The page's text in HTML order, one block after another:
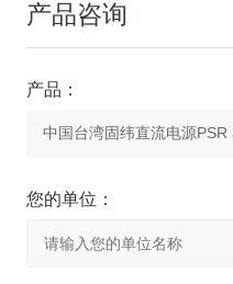
产品咨询
产品：
您的单位：